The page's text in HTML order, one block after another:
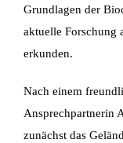
Grundlagen der
aktuelle Forschung
erkunden.
Nach einem
Ansprechpartnerin
zunächst das